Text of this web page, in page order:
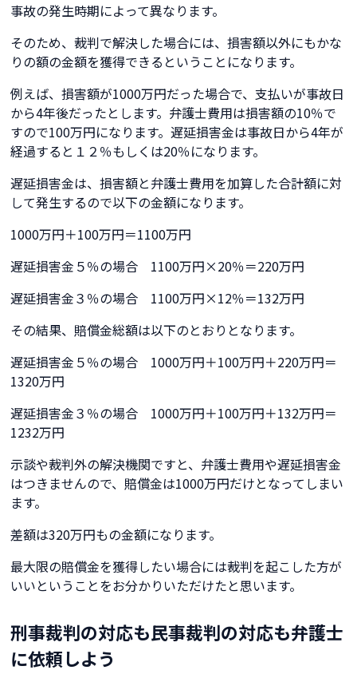
事故の発生時期によって異なります。
そのため、裁判で解決した場合には、損害額以外にもかな
りの額の金額を獲得できるということになります。
例えば、損害額が1000万円だった場合で、支払いが事故日
から4年後だったとします。弁護士費用は損害額の10％で
すので100万円になります。遅延損害金は事故日から4年が
経過すると１２％もしくは20％になります。
遅延損害金は、損害額と弁護士費用を加算した合計額に対
して発生するので以下の金額になります。
1000万円＋100万円＝1100万円
遅延損害金５％の場合 1100万円×20％＝220万円
遅延損害金３％の場合 1100万円×12％＝132万円
その結果、賠償金総額は以下のとおりとなります。
遅延損害金５％の場合 1000万円＋100万円＋220万円＝
1320万円
遅延損害金３％の場合 1000万円＋100万円＋132万円＝
1232万円
示談や裁判外の解決機関ですと、弁護士費用や遅延損害金
はつきませんので、賠償金は1000万円だけとなってしまい
ます。
差額は320万円もの金額になります。
最大限の賠償金を獲得したい場合には裁判を起こした方が
いいということをお分かりいただけたと思います。
刑事裁判の対応も民事裁判の対応も弁護士
に依頼しよう